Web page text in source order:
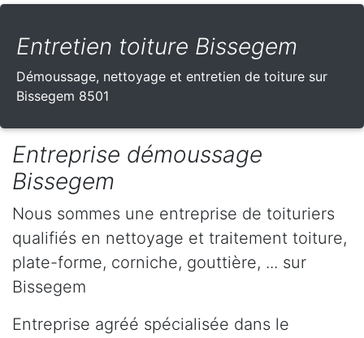
Entretien toiture Bissegem
Démoussage, nettoyage et entretien de toiture sur
Bissegem 8501
Entreprise démoussage
Bissegem
Nous sommes une entreprise de toituriers
qualifiés en nettoyage et traitement toiture,
plate-forme, corniche, gouttière, ... sur
Bissegem
Entreprise agréé spécialisée dans le